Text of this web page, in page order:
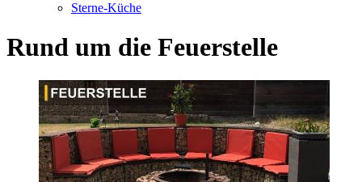
Sterne-Küche
Rund um die Feuerstelle